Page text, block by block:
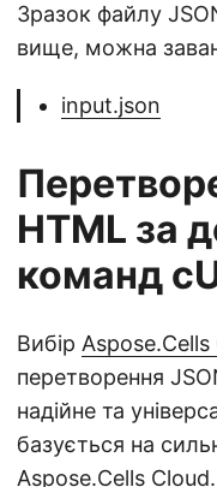
Зразок файлу
вище, можна
input.json
HTML за
команд
Вибір Aspose.Cells
перетворення
надійне та
базується на
Aspose.Cells